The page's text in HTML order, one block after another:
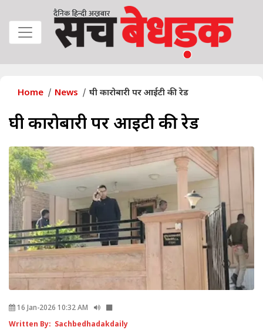
Home News घी कारोबारी पर आईटी की रेड
घी कारोबारी पर आईटी की रेड
16 Jan-2026 10:32 AM
Written By: Sachbedhadakdaily